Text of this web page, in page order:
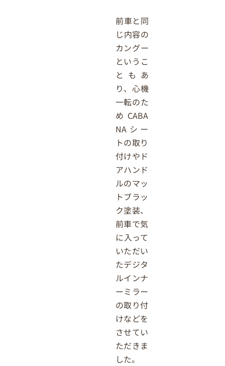
前車と同
じ内容の
カングー
というこ
ともあ
り、心機
一転のた
めCABA
NAシー
トの取り
付けやド
アハンド
ルのマッ
トブラッ
ク塗装、
前車で気
に入って
いただい
たデジタ
ルインナ
ーミラー
の取り付
けなどを
させてい
ただきま
した。